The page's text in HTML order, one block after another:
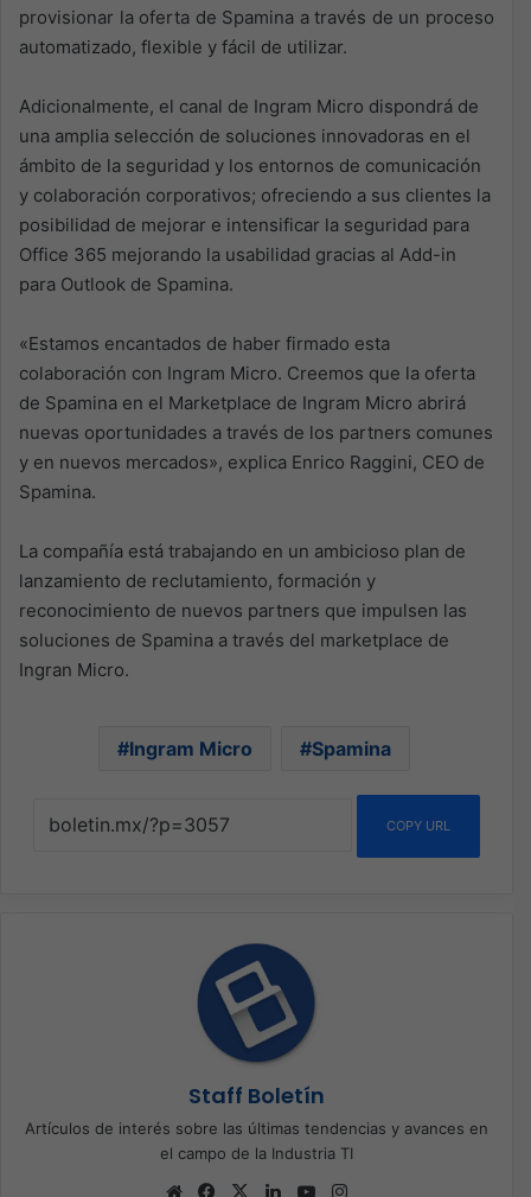
provisionar la oferta de Spamina a través de un proceso
automatizado, flexible y fácil de utilizar.
Adicionalmente, el canal de Ingram Micro dispondrá de
una amplia selección de soluciones innovadoras en el
ámbito de la seguridad y los entornos de comunicación
y colaboración corporativos; ofreciendo a sus clientes la
posibilidad de mejorar e intensificar la seguridad para
Office 365 mejorando la usabilidad gracias al Add-in
para Outlook de Spamina.
«Estamos encantados de haber firmado esta
colaboración con Ingram Micro. Creemos que la oferta
de Spamina en el Marketplace de Ingram Micro abrirá
nuevas oportunidades a través de los partners comunes
y en nuevos mercados», explica Enrico Raggini, CEO de
Spamina.
La compañía está trabajando en un ambicioso plan de
lanzamiento de reclutamiento, formación y
reconocimiento de nuevos partners que impulsen las
soluciones de Spamina a través del marketplace de
Ingran Micro.
Ingram Micro Spamina
COPY URL
Staff Boletín
Artículos de interés sobre las últimas tendencias y avances en
el campo de la Industria TI
Sitio
Facebook
X LinkedInYouTube